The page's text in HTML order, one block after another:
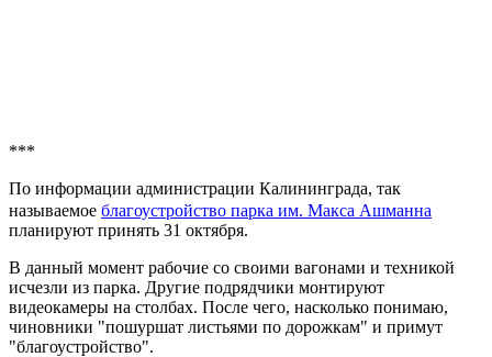
***
По информации администрации Калининграда, так
называемое благоустройство парка им. Макса Ашманна
планируют принять 31 октября.
В данный момент рабочие со своими вагонами и техникой
исчезли из парка. Другие подрядчики монтируют
видеокамеры на столбах. После чего, насколько понимаю,
чиновники "пошуршат листьями по дорожкам" и примут
"благоустройство".